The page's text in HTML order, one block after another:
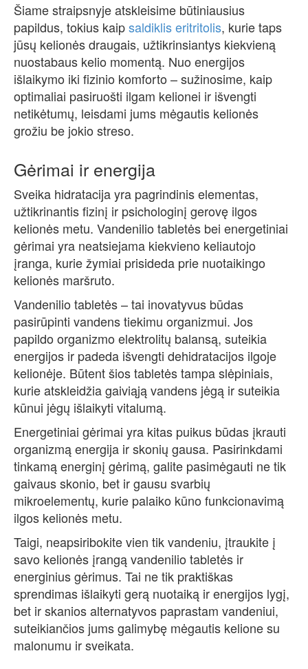
Šiame straipsnyje atskleisime būtiniausius
papildus, tokius kaipsaldiklis eritritolis, kurie taps
jūsų kelionės draugais, užtikrinsiantys kiekvieną
nuostabaus kelio momentą. Nuo energijos
išlaikymo iki fizinio komforto – sužinosime, kaip
optimaliai pasiruošti ilgam kelionei ir išvengti
netikėtumų, leisdami jums mėgautis kelionės
grožiu be jokio streso.
Gėrimai ir energija
Sveika hidratacija yra pagrindinis elementas,
užtikrinantis fizinį ir psichologinį gerovę ilgos
kelionės metu. Vandenilio tabletės bei energetiniai
gėrimai yra neatsiejama kiekvieno keliautojo
įranga, kurie žymiai prisideda prie nuotaikingo
kelionės maršruto.
Vandenilio tabletės – tai inovatyvus būdas
pasirūpinti vandens tiekimu organizmui. Jos
papildo organizmo elektrolitų balansą, suteikia
energijos ir padeda išvengti dehidratacijos ilgoje
kelionėje. Būtent šios tabletės tampa slėpiniais,
kurie atskleidžia gaiviąją vandens jėgą ir suteikia
kūnui jėgų išlaikyti vitalumą.
Energetiniai gėrimai yra kitas puikus būdas įkrauti
organizmą energija ir skonių gausa. Pasirinkdami
tinkamą energinį gėrimą, galite pasimėgauti ne tik
gaivaus skonio, bet ir gausu svarbių
mikroelementų, kurie palaiko kūno funkcionavimą
ilgos kelionės metu.
Taigi, neapsiribokite vien tik vandeniu, įtraukite į
savo kelionės įrangą vandenilio tabletės ir
energinius gėrimus. Tai ne tik praktiškas
sprendimas išlaikyti gerą nuotaiką ir energijos lygį,
bet ir skanios alternatyvos paprastam vandeniui,
suteikiančios jums galimybę mėgautis kelione su
malonumu ir sveikata.